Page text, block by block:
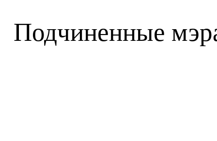
Подчиненные